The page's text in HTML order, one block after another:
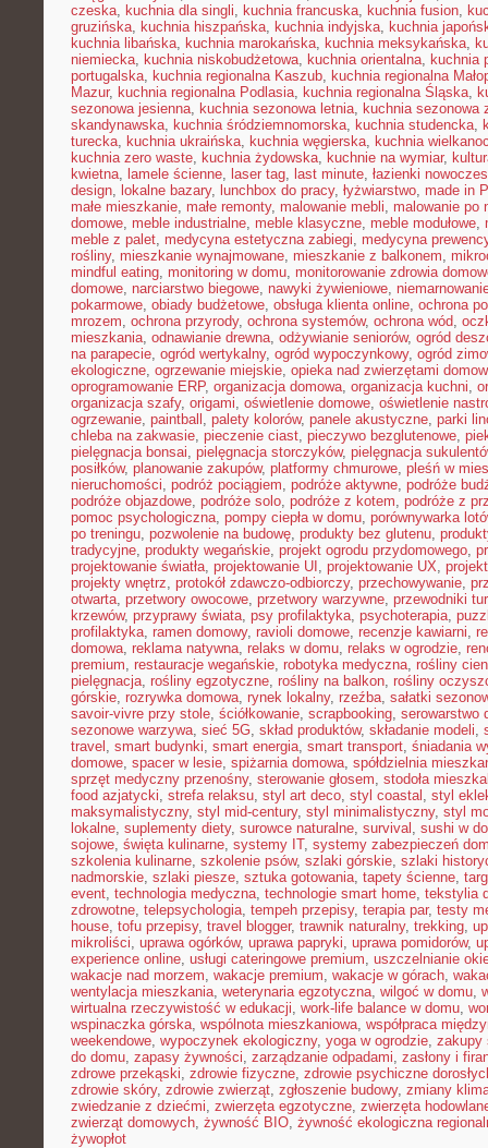
czeska, kuchnia dla singli, kuchnia francuska, kuchnia fusion,
gruzińska, kuchnia hiszpańska, kuchnia indyjska, kuchnia
kuchnia libańska, kuchnia marokańska, kuchnia meksykańska,
niemiecka, kuchnia niskobudżetowa, kuchnia orientalna, kuchnia
portugalska, kuchnia regionalna Kaszub, kuchnia regionalna
Mazur, kuchnia regionalna Podlasia, kuchnia regionalna Śląska,
sezonowa jesienna, kuchnia sezonowa letnia, kuchnia sezonowa
skandynawska, kuchnia śródziemnomorska, kuchnia studencka,
turecka, kuchnia ukraińska, kuchnia węgierska, kuchnia
kuchnia zero waste, kuchnia żydowska, kuchnie na wymiar,
kwietna, lamele ścienne, laser tag, last minute, łazienki
design, lokalne bazary, lunchbox do pracy, łyżwiarstwo, made in
małe mieszkanie, małe remonty, malowanie mebli, malowanie po
domowe, meble industrialne, meble klasyczne, meble modułowe,
meble z palet, medycyna estetyczna zabiegi, medycyna
rośliny, mieszkanie wynajmowane, mieszkanie z balkonem,
mindful eating, monitoring w domu, monitorowanie zdrowia
domowe, narciarstwo biegowe, nawyki żywieniowe,
pokarmowe, obiady budżetowe, obsługa klienta online, ochrona
mrozem, ochrona przyrody, ochrona systemów, ochrona wód,
mieszkania, odnawianie drewna, odżywianie seniorów, ogród
na parapecie, ogród wertykalny, ogród wypoczynkowy, ogród
ekologiczne, ogrzewanie miejskie, opieka nad zwierzętami
oprogramowanie ERP, organizacja domowa, organizacja kuchni,
organizacja szafy, origami, oświetlenie domowe, oświetlenie
ogrzewanie, paintball , palety kolorów, panele akustyczne, parki
chleba na zakwasie, pieczenie ciast, pieczywo bezglutenowe,
pielęgnacja bonsai, pielęgnacja storczyków, pielęgnacja
posiłków, planowanie zakupów, platformy chmurowe, pleśń w
nieruchomości, podróż pociągiem, podróże aktywne, podróże
podróże objazdowe, podróże solo, podróże z kotem, podróże z
pomoc psychologiczna, pompy ciepła w domu, porównywarka
po treningu, pozwolenie na budowę, produkty bez glutenu,
tradycyjne, produkty wegańskie, projekt ogrodu przydomowego,
projektowanie światła, projektowanie UI , projektowanie UX,
projekty wnętrz, protokół zdawczo-odbiorczy, przechowywanie,
otwarta, przetwory owocowe, przetwory warzywne, przewodniki
krzewów, przyprawy świata, psy profilaktyka, psychoterapia,
profilaktyka, ramen domowy, ravioli domowe, recenzje kawiarni,
domowa, reklama natywna, relaks w domu, relaks w ogrodzie,
premium, restauracje wegańskie, robotyka medyczna, rośliny
pielęgnacja, rośliny egzotyczne, rośliny na balkon, rośliny
górskie, rozrywka domowa, rynek lokalny, rzeźba, sałatki
savoir-vivre przy stole, ściółkowanie, scrapbooking, serowarstwo
sezonowe warzywa, sieć 5G, skład produktów, składanie modeli,
travel , smart budynki, smart energia, smart transport, śniadania
domowe, spacer w lesie, spiżarnia domowa, spółdzielnia
sprzęt medyczny przenośny, sterowanie głosem, stodoła
food azjatycki, strefa relaksu, styl art deco, styl coastal , styl
maksymalistyczny, styl mid-century, styl minimalistyczny, styl
lokalne, suplementy diety, surowce naturalne, survival , sushi w
sojowe, święta kulinarne, systemy IT, systemy zabezpieczeń
szkolenia kulinarne, szkolenie psów, szlaki górskie, szlaki
nadmorskie, szlaki piesze, sztuka gotowania, tapety ścienne,
event, technologia medyczna, technologie smart home, tekstylia
zdrowotne, telepsychologia, tempeh przepisy, terapia par, testy
house, tofu przepisy, travel blogger, trawnik naturalny, trekking,
mikroliści, uprawa ogórków, uprawa papryki, uprawa pomidorów,
experience online, usługi cateringowe premium, uszczelnianie
wakacje nad morzem, wakacje premium, wakacje w górach,
wentylacja mieszkania, weterynaria egzotyczna, wilgoć w domu,
wirtualna rzeczywistość w edukacji, work-life balance w domu,
wspinaczka górska, wspólnota mieszkaniowa, współpraca
weekendowe, wypoczynek ekologiczny, yoga w ogrodzie, zakupy
do domu, zapasy żywności, zarządzanie odpadami, zasłony i
zdrowe przekąski, zdrowie fizyczne, zdrowie psychiczne
zdrowie skóry, zdrowie zwierząt, zgłoszenie budowy, zmiany
zwiedzanie z dziećmi, zwierzęta egzotyczne, zwierzęta
zwierząt domowych, żywność BIO, żywność ekologiczna
żywopłot